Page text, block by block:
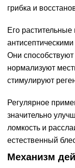
грибка и
Его
Они
нормализуют
стимулируют
Регулярное
значительно
ломкость и
естественный
Механизм